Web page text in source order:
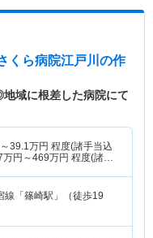
くら病院江戸川 の作
域に根差した病院にて
39.1 万円 程度(諸手当込
万円～469万円 程度(諸手
線「篠崎駅」（徒歩19